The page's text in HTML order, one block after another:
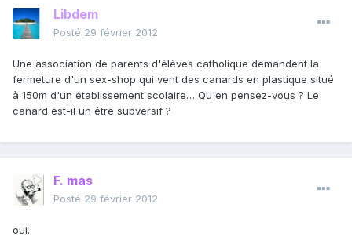
Libdem
Posté 29 février 2012
Une association de parents d'élèves catholique demandent la
fermeture d'un sex-shop qui vent des canards en plastique situé
à 150m d'un établissement scolaire… Qu'en pensez-vous ? Le
canard est-il un être subversif ?
F. mas
Posté 29 février 2012
oui.